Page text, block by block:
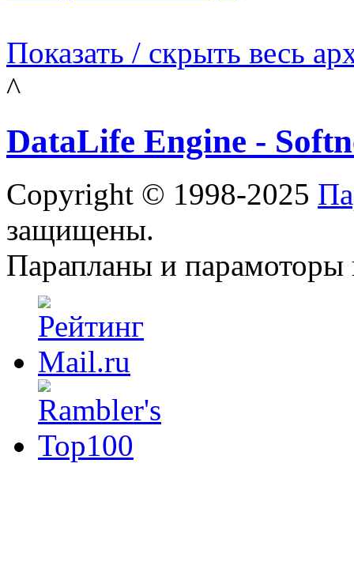
Показать / скрыть весь
^
DataLife Engine -
Copyright © 1998-2025
защищены.
Парапланы и парамоторы